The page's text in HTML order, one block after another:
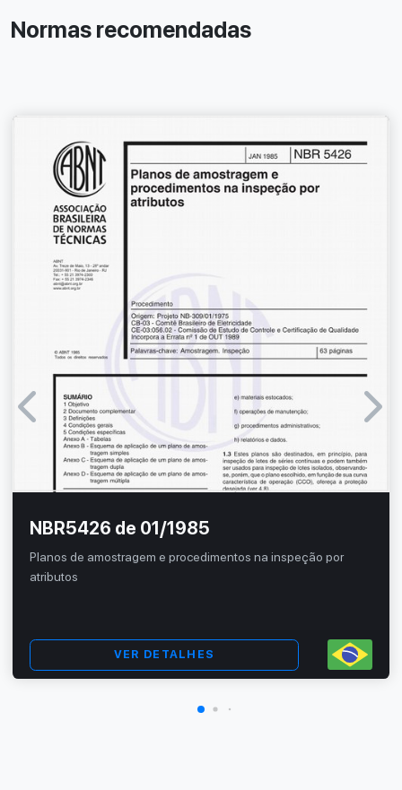
Normas recomendadas
NBR5426 de 01/1985
Planos de amostragem e procedimentos na inspeção por
atributos
VER DETALHES